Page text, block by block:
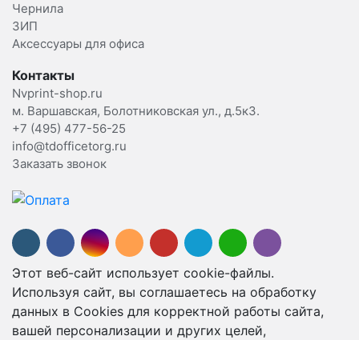
Чернила
ЗИП
Аксессуары для офиса
Контакты
Nvprint-shop.ru
м. Варшавская, Болотниковская ул., д.5к3.
+7 (495) 477-56-25
info@tdofficetorg.ru
Заказать звонок
Этот веб-сайт использует cookie-файлы.
Используя сайт, вы соглашаетесь на обработку
данных в Cookies для корректной работы сайта,
вашей персонализации и других целей,